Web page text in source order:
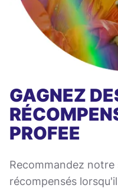
GAGNEZ
PROFEE
Recommandez
récompensés